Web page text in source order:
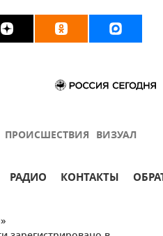
ПРОИСШЕСТВИЯ ВИЗУАЛ
РАДИО КОНТАКТЫ